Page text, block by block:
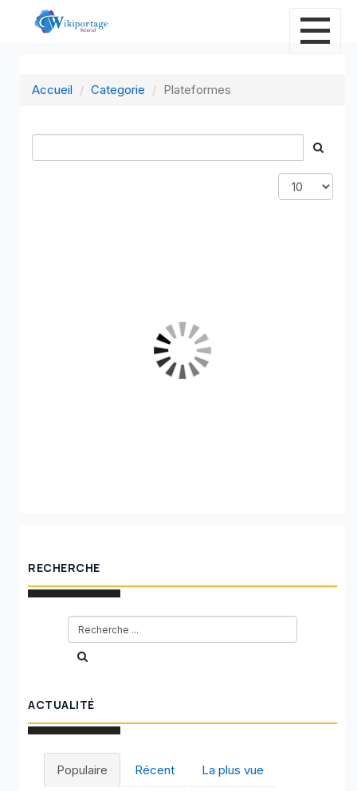
Accueil Categorie Plateformes
RECHERCHE
ACTUALITÉ
Populaire Récent La plus vue